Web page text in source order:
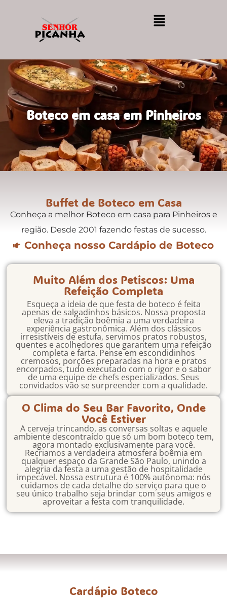
Boteco em casa em Pinheiros
Buffet de Boteco em Casa
Conheça a melhor Boteco em casa para Pinheiros e
região. Desde 2001 fazendo festas de sucesso.
Conheça nosso Cardápio de Boteco
Muito Além dos Petiscos: Uma
Refeição Completa
Esqueça a ideia de que festa de boteco é feita
apenas de salgadinhos básicos. Nossa proposta
eleva a tradição boêmia a uma verdadeira
experiência gastronômica. Além dos clássicos
irresistíveis de estufa, servimos pratos robustos,
quentes e acolhedores que garantem uma refeição
completa e farta. Pense em escondidinhos
cremosos, porções preparadas na hora e pratos
encorpados, tudo executado com o rigor e o sabor
de uma equipe de chefs especializados. Seus
convidados vão se surpreender com a qualidade.
O Clima do Seu Bar Favorito, Onde
Você Estiver
A cerveja trincando, as conversas soltas e aquele
ambiente descontraído que só um bom boteco tem,
agora montado exclusivamente para você.
Recriamos a verdadeira atmosfera boêmia em
qualquer espaço da Grande São Paulo, unindo a
alegria da festa a uma gestão de hospitalidade
impecável. Nossa estrutura é 100% autônoma: nós
cuidamos de cada detalhe do serviço para que o
seu único trabalho seja brindar com seus amigos e
aproveitar a festa com tranquilidade.
Cardápio Boteco